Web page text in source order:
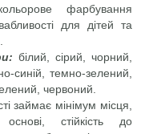
фарбування
для дітей та
білий, сірий, чорний,
синій, темно-зелений,
червоний.
займає мінімум місця,
основі, стійкість до